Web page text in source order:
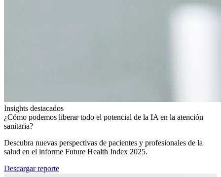
Insights destacados
¿Cómo podemos liberar todo el potencial de la IA en la atención
sanitaria?​
Descubra nuevas perspectivas de pacientes y profesionales de la
salud en el informe Future Health Index 2025.​
Descargar reporte